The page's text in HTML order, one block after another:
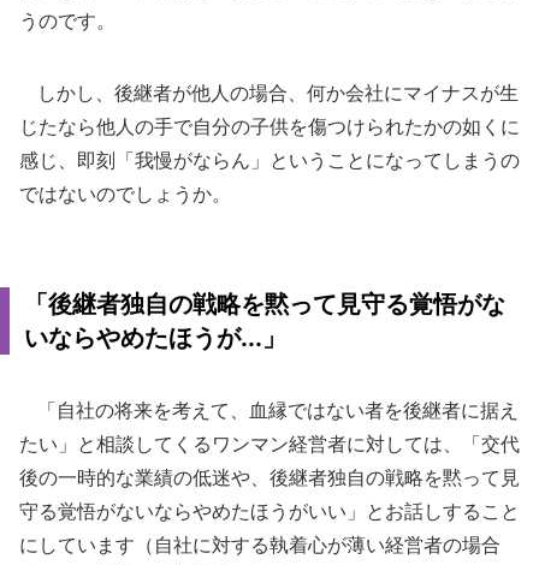
うのです。
しかし、後継者が他人の場合、何か会社にマイナスが生
じたなら他人の手で自分の子供を傷つけられたかの如くに
感じ、即刻「我慢がならん」ということになってしまうの
ではないのでしょうか。
「後継者独自の戦略を黙って見守る覚悟がな
いならやめたほうが...」
「自社の将来を考えて、血縁ではない者を後継者に据え
たい」と相談してくるワンマン経営者に対しては、「交代
後の一時的な業績の低迷や、後継者独自の戦略を黙って見
守る覚悟がないならやめたほうがいい」とお話しすること
にしています（自社に対する執着心が薄い経営者の場合